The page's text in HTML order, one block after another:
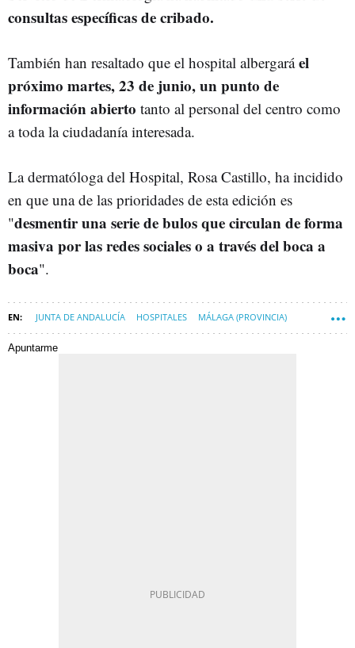
consultas específicas de cribado.
También han resaltado que el hospital albergaráel
próximo martes, 23 de junio, un punto de
información abierto tanto al personal del centro como
a toda la ciudadanía interesada.
La dermatóloga del Hospital, Rosa Castillo, ha incidido
en que una de las prioridades de esta edición es
"desmentir una serie de bulos que circulan de forma
masiva por las redes sociales o a través del boca a
boca".
JUNTA DE ANDALUCÍA HOSPITALES MÁLAGA (PROVINCIA)
MELANOMA
Apuntarme